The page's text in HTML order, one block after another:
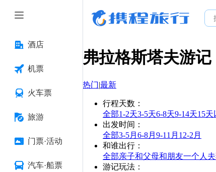
酒店
机票
火车票
旅游
门票·活动
汽车·船票
弗拉格斯塔夫游记
热门|最新
行程天数 ：
全部1-2天3-5天6-8天9-14天15天
出发时间 ：
全部3-5月 6-8月 9-11月 12-2月
和谁出行 ：
全部亲子和父母和朋友一个人
游记玩法 ：